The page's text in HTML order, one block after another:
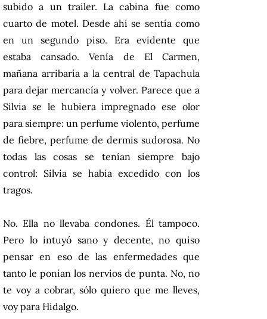
subido a un trailer. La cabina fue como
cuarto de motel. Desde ahí se sentía como
en un segundo piso. Era evidente que
estaba cansado. Venía de El Carmen,
mañana arribaría a la central de Tapachula
para dejar mercancía y volver. Parece que a
Silvia se le hubiera impregnado ese olor
para siempre: un perfume violento, perfume
de fiebre, perfume de dermis sudorosa. No
todas las cosas se tenían siempre bajo
control: Silvia se había excedido con los
tragos.
No. Ella no llevaba condones. Él tampoco.
Pero lo intuyó sano y decente, no quiso
pensar en eso de las enfermedades que
tanto le ponían los nervios de punta. No, no
te voy a cobrar, sólo quiero que me lleves,
voy para Hidalgo.